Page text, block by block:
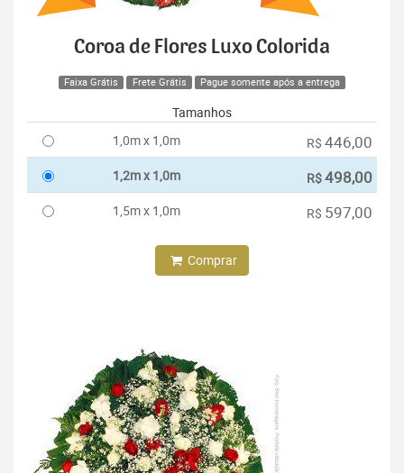
Coroa de Flores Luxo Colorida
Faixa Grátis Frete Grátis Pague somente após a entrega
Tamanhos
1,0m x 1,0m
R$ 446,00
1,2m x 1,0m R$498,00
1,5m x 1,0m R$ 597,00
Comprar